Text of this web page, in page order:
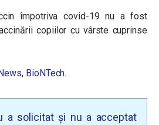
împotriva covid-19 nu a fost
copiilor cu vârste cuprinse
, BioNTech.
a solicitat și nu a acceptat